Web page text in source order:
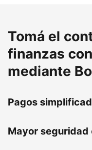
Tomá el
finanzas
mediante
Pagos
Mayor seguridad